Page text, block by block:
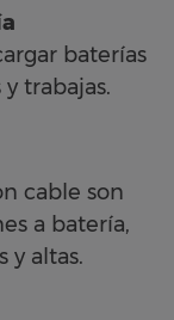
baterías
trabajas.
cable son
a batería,
y altas.